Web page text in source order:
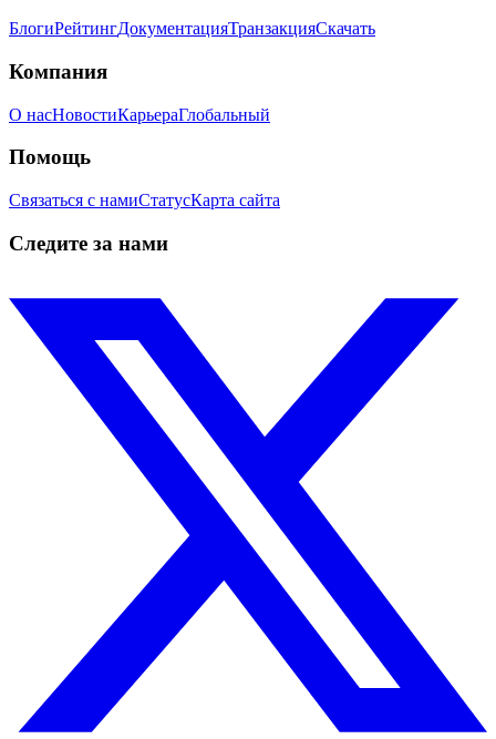
БлогиРейтингДокументацияТранзакцияСкачать
Компания
О насНовостиКарьераГлобальный
Помощь
Связаться с намиСтатусКарта сайта
Следите за нами